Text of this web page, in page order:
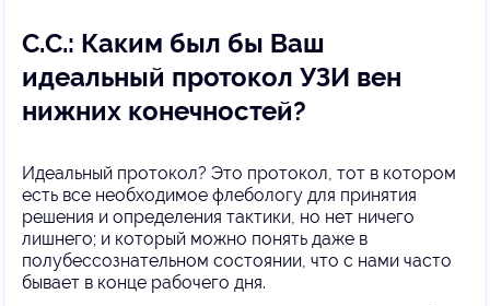
С.С.: Каким был бы Ваш
идеальный протокол УЗИ вен
нижних конечностей?
Идеальный протокол? Это протокол, тот в котором
есть все необходимое флебологу для принятия
решения и определения тактики, но нет ничего
лишнего; и который можно понять даже в
полубессознательном состоянии, что с нами часто
бывает в конце рабочего дня.